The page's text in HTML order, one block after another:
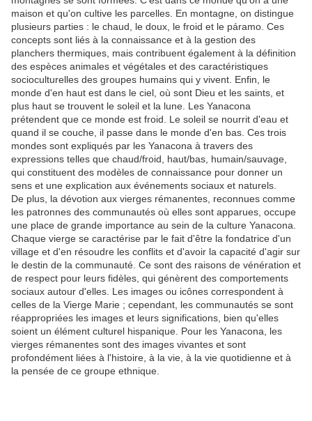
maison et qu'on cultive les parcelles. En montagne, on distingue
plusieurs parties : le chaud, le doux, le froid et le páramo. Ces
concepts sont liés à la connaissance et à la gestion des
planchers thermiques, mais contribuent également à la définition
des espèces animales et végétales et des caractéristiques
socioculturelles des groupes humains qui y vivent. Enfin, le
monde d'en haut est dans le ciel, où sont Dieu et les saints, et
plus haut se trouvent le soleil et la lune. Les Yanacona
prétendent que ce monde est froid. Le soleil se nourrit d'eau et
quand il se couche, il passe dans le monde d'en bas. Ces trois
mondes sont expliqués par les Yanacona à travers des
expressions telles que chaud/froid, haut/bas, humain/sauvage,
qui constituent des modèles de connaissance pour donner un
sens et une explication aux événements sociaux et naturels.
De plus, la dévotion aux vierges rémanentes, reconnues comme
les patronnes des communautés où elles sont apparues, occupe
une place de grande importance au sein de la culture Yanacona.
Chaque vierge se caractérise par le fait d'être la fondatrice d'un
village et d'en résoudre les conflits et d'avoir la capacité d'agir sur
le destin de la communauté. Ce sont des raisons de vénération et
de respect pour leurs fidèles, qui génèrent des comportements
sociaux autour d'elles. Les images ou icônes correspondent à
celles de la Vierge Marie ; cependant, les communautés se sont
réappropriées les images et leurs significations, bien qu'elles
soient un élément culturel hispanique. Pour les Yanacona, les
vierges rémanentes sont des images vivantes et sont
profondément liées à l'histoire, à la vie, à la vie quotidienne et à
la pensée de ce groupe ethnique.